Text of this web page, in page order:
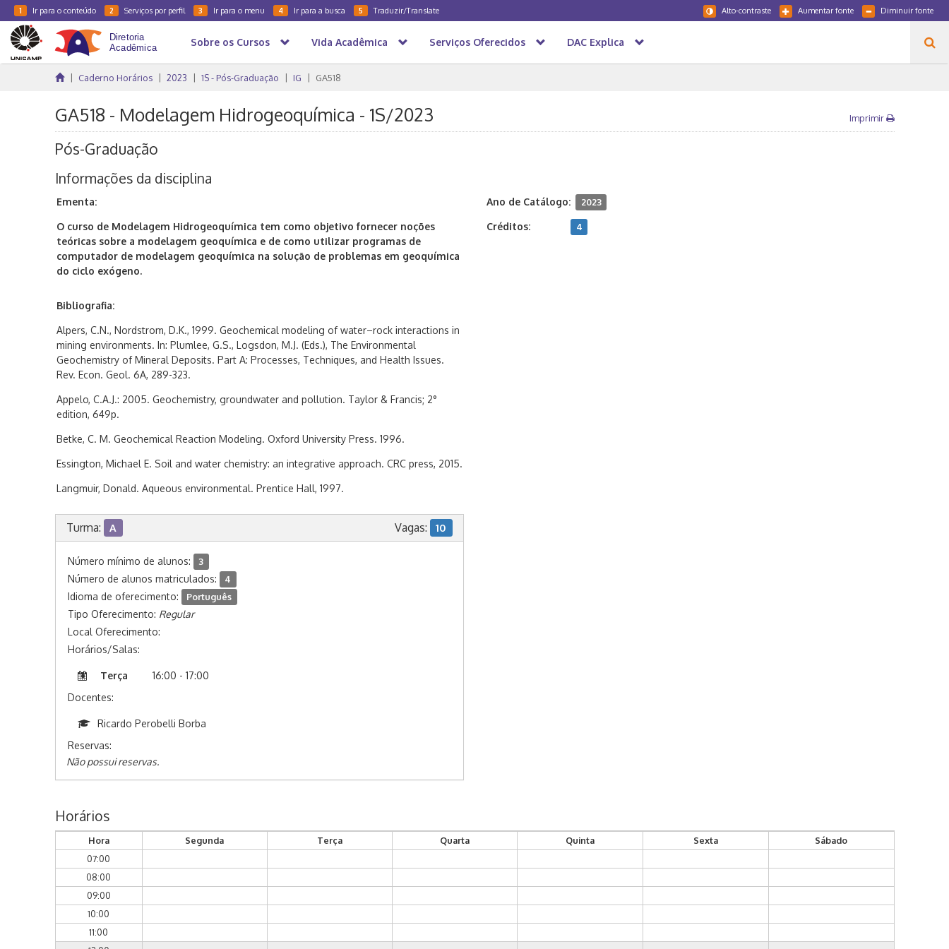
1 Ir para o conteúdo 2 Serviços por perfil 3 Ir para o menu 4 Ir para a busca 5 Traduzir/Translate Diminuir fonte
Aumentar fonte
Alto-contraste
Sobre os Cursos Vida Acadêmica Serviços Oferecidos DAC Explica
Caderno Horários 2023 1S - Pós-Graduação IG GA518
GA518 - Modelagem Hidrogeoquímica - 1S/2023 Imprimir
Pós-Graduação
Informações da disciplina
Ementa:
O curso de Modelagem Hidrogeoquímica tem como objetivo fornecer noções
teóricas sobre a modelagem geoquímica e de como utilizar programas de
computador de modelagem geoquímica na solução de problemas em geoquímica
do ciclo exógeno.
Bibliografia:
Alpers, C.N., Nordstrom, D.K., 1999. Geochemical modeling of water–rock interactions in
mining environments. In: Plumlee, G.S., Logsdon, M.J. (Eds.), The Environmental
Geochemistry of Mineral Deposits. Part A: Processes, Techniques, and Health Issues.
Rev. Econ. Geol. 6A, 289-323.
Appelo, C.A.J.: 2005. Geochemistry, groundwater and pollution. Taylor & Francis; 2°
edition, 649p.
Betke, C. M. Geochemical Reaction Modeling. Oxford University Press. 1996.
Essington, Michael E. Soil and water chemistry: an integrative approach. CRC press, 2015.
Langmuir, Donald. Aqueous environmental. Prentice Hall, 1997.
Ano de Catálogo: 2023
Créditos: 4
Turma: A Vagas: 10
Número mínimo de alunos: 3
Número de alunos matriculados: 4
Idioma de oferecimento: Português
Tipo Oferecimento: Regular
Local Oferecimento:
Horários/Salas:
Terça
16:00 - 17:00
Docentes:
Ricardo Perobelli Borba
Reservas:
Não possui reservas.
Horários
Hora Segunda Terça Quarta Quinta Sexta
Sábado
07:00
08:00
09:00
10:00
11:00